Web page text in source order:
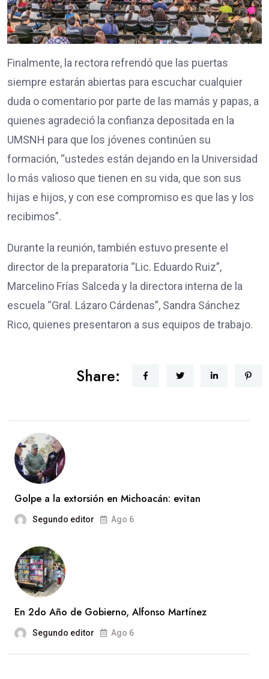
Finalmente, la rectora refrendó que las puertas
siempre estarán abiertas para escuchar cualquier
duda o comentario por parte de las mamás y papas, a
quienes agradeció la confianza depositada en la
UMSNH para que los jóvenes continúen su
formación, “ustedes están dejando en la Universidad
lo más valioso que tienen en su vida, que son sus
hijas e hijos, y con ese compromiso es que las y los
recibimos”.
Durante la reunión, también estuvo presente el
director de la preparatoria “Lic. Eduardo Ruiz”,
Marcelino Frías Salceda y la directora interna de la
escuela “Gral. Lázaro Cárdenas”, Sandra Sánchez
Rico, quienes presentaron a sus equipos de trabajo.
Share:
Golpe a la extorsión en Michoacán: evitan
Segundo editor Ago 6
En 2do Año de Gobierno, Alfonso Martínez
Segundo editor Ago 6